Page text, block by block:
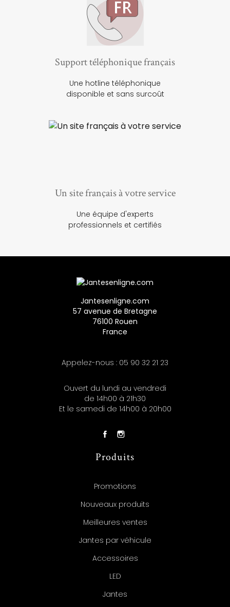
Support téléphonique français
Une hotline téléphonique
disponible et sans surcoût
Un site français à votre service
Une équipe d'experts
professionnels et certifiés
Jantesenligne.com
57 avenue de Bretagne
76100 Rouen
France
Appelez-nous : 05 90 32 21 23
Ouvert du lundi au vendredi
de 14h00 à 21h30
Et le samedi de 14h00 à 20h00
Produits
Promotions
Nouveaux produits
Meilleures ventes
Jantes par véhicule
Accessoires
LED
Jantes